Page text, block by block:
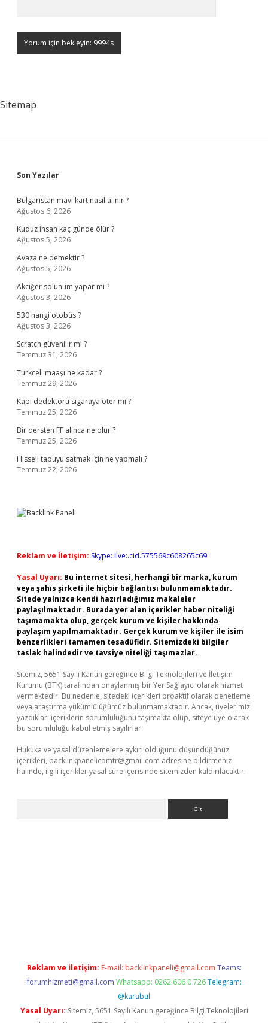
Sitemap
Sidebar
Son Yazılar
Bulgaristan mavi kart nasıl alınır ?
Ağustos 6, 2026
Kuduz insan kaç günde ölür ?
Ağustos 5, 2026
Avaza ne demektir ?
Ağustos 5, 2026
Akciğer solunum yapar mı ?
Ağustos 3, 2026
530 hangi otobüs ?
Ağustos 3, 2026
Scratch güvenilir mi ?
Temmuz 31, 2026
Turkcell maaşı ne kadar ?
Temmuz 29, 2026
Kapı dedektörü sigaraya öter mi ?
Temmuz 25, 2026
Bir dersten FF alınca ne olur ?
Temmuz 25, 2026
Hisseli tapuyu satmak için ne yapmalı ?
Temmuz 22, 2026
Reklam ve İletişim: Skype: live:.cid.575569c608265c69
Yasal Uyarı: Bu internet sitesi, herhangi bir marka, kurum
veya şahıs şirketi ile hiçbir bağlantısı bulunmamaktadır.
Sitede yalnızca kendi hazırladığımız makaleler
paylaşılmaktadır. Burada yer alan içerikler haber niteliği
taşımamakta olup, gerçek kurum ve kişiler hakkında
paylaşım yapılmamaktadır. Gerçek kurum ve kişiler ile isim
benzerlikleri tamamen tesadüfidir. Sitemizdeki bilgiler
taslak halindedir ve tavsiye niteliği taşımazlar.
Sitemiz, 5651 Sayılı Kanun gereğince Bilgi Teknolojileri ve İletişim
Kurumu (BTK) tarafından onaylanmış bir Yer Sağlayıcı olarak hizmet
vermektedir. Bu nedenle, sitedeki içerikleri proaktif olarak denetleme
veya araştırma yükümlülüğümüz bulunmamaktadır. Ancak, üyelerimiz
yazdıkları içeriklerin sorumluluğunu taşımakta olup, siteye üye olarak
bu sorumluluğu kabul etmiş sayılırlar.
Hukuka ve yasal düzenlemelere aykırı olduğunu düşündüğünüz
içerikleri, backlinkpanelicomtr@gmail.com adresine bildirmeniz
halinde, ilgili içerikler yasal süre içerisinde sitemizden kaldırılacaktır.
Reklam ve İletişim: E-mail: backlinkpaneli@gmail.com Teams:
forumhizmeti@gmail.com Whatsapp: 0262 606 0 726 Telegram:
@karabul
Yasal Uyarı: Sitemiz, 5651 Sayılı Kanun gereğince Bilgi Teknolojileri